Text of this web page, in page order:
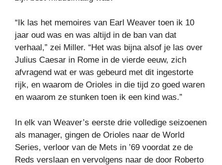
“Ik las het memoires van Earl Weaver toen ik 10
jaar oud was en was altijd in de ban van dat
verhaal,” zei Miller. “Het was bijna alsof je las over
Julius Caesar in Rome in de vierde eeuw, zich
afvragend wat er was gebeurd met dit ingestorte
rijk, en waarom de Orioles in die tijd zo goed waren
en waarom ze stunken toen ik een kind was.”
In elk van Weaver’s eerste drie volledige seizoenen
als manager, gingen de Orioles naar de World
Series, verloor van de Mets in ’69 voordat ze de
Reds verslaan en vervolgens naar de door Roberto